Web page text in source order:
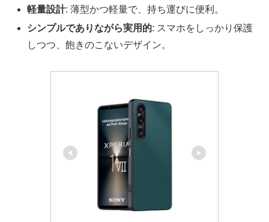
軽量設計: 薄型かつ軽量で、持ち運びに便利。
シンプルでありながら実用的: スマホをしっかり保護
しつつ、飽きのこないデザイン。